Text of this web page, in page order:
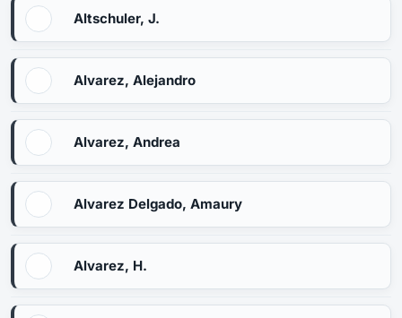
Altschuler, J.
Alvarez, Alejandro
Alvarez, Andrea
Alvarez Delgado, Amaury
Alvarez, H.